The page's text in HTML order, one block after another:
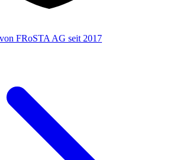
FRoSTA AG seit 2017